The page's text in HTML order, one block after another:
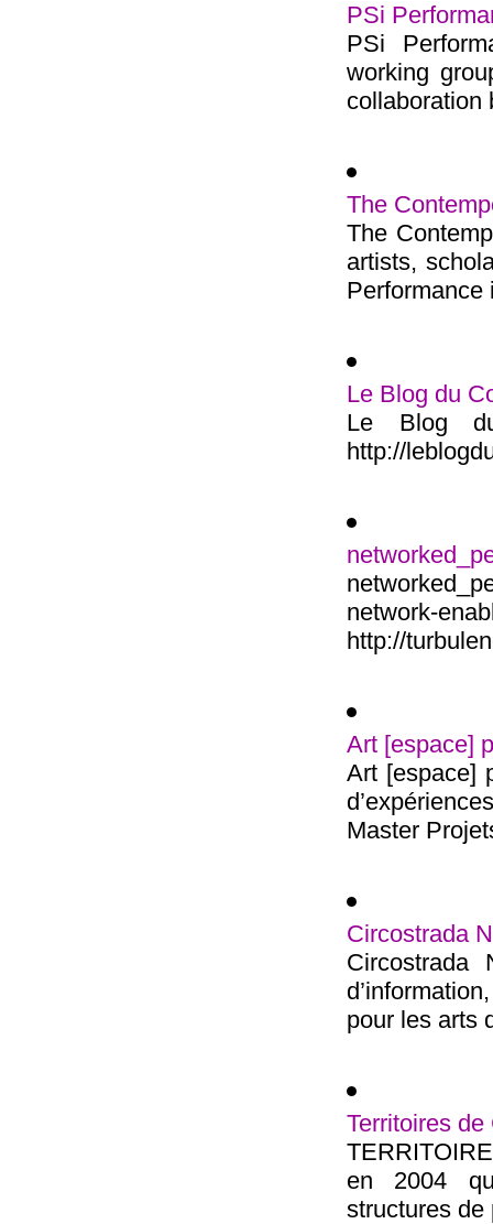
PSi
PSi
working
collaboration
The
The
artists,
Performance
Le Blog du
Le Blog
http://
http://
Art [espace]
Art [espace]
Master
Circostrada
Circostrada
pour les arts
Territoires de
en 2004
structures de